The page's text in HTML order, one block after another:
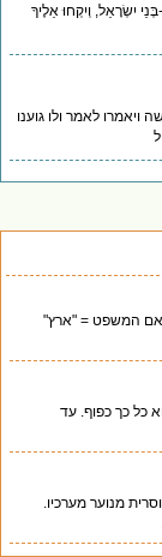
וְיִקְחוּ אֵלֶיךָ
לאמר ולו גוענו
המשפט = "ארץ"
כך כפוף. עד
מנוער מערכיו.